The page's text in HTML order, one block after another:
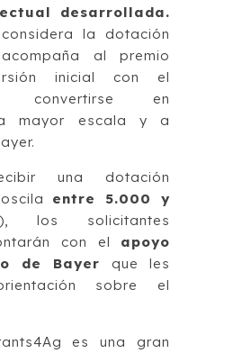
desarrollada.
la dotación
al premio
inicial con el
convertirse en
a mayor escala y a
una dotación
entre 5.000 y
), los solicitantes
con el apoyo
de Bayer que les
sobre el
es una gran